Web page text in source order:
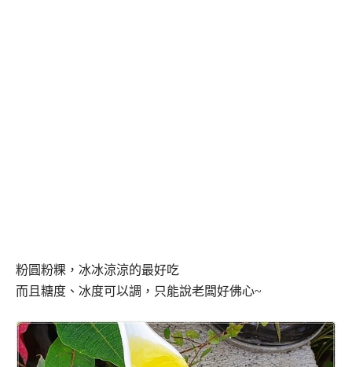
粉圓粉粿，冰冰涼涼的最好吃
而且糖度、冰度可以調，只能說老闆好佛心~